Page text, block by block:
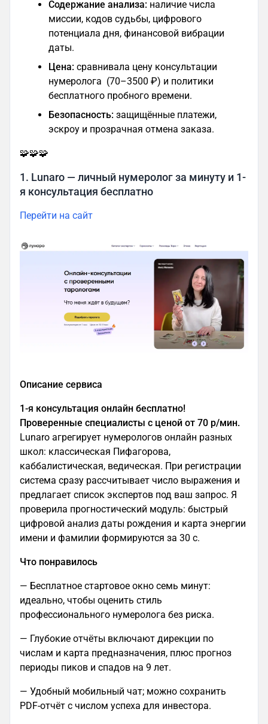
Содержание анализа: наличие числа
миссии, кодов судьбы, цифрового
потенциала дня, финансовой вибрации
даты.
Цена: сравнивала цену консультации
нумеролога (70–3500 ₽) и политики
бесплатного пробного времени.
Безопасность: защищённые платежи,
эскроу и прозрачная отмена заказа.
🧩🧩🧩
1. Lunaro — личный нумеролог за минуту и 1-
я консультация бесплатно
Перейти на сайт
Описание сервиса
1-я консультация онлайн бесплатно!
Проверенные специалисты с ценой от 70 р/мин.
Lunaro агрегирует нумерологов онлайн разных
школ: классическая Пифагорова,
каббалистическая, ведическая. При регистрации
система сразу рассчитывает число выражения и
предлагает список экспертов под ваш запрос. Я
проверила прогностический модуль: быстрый
цифровой анализ даты рождения и карта энергии
имени и фамилии формируются за 30 с.
Что понравилось
— Бесплатное стартовое окно семь минут:
идеально, чтобы оценить стиль
профессионального нумеролога без риска.
— Глубокие отчёты включают дирекции по
числам и карта предназначения, плюс прогноз
периоды пиков и спадов на 9 лет.
— Удобный мобильный чат; можно сохранить
PDF-отчёт с числом успеха для инвестора.